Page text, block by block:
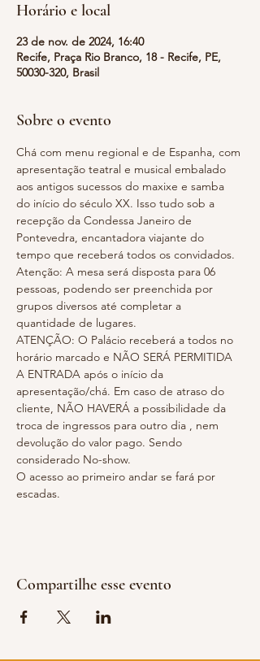
Horário e local
23 de nov. de 2024, 16:40
Recife, Praça Rio Branco, 18 - Recife, PE,
50030-320, Brasil
Sobre o evento
Chá com menu regional e de Espanha, com
apresentação teatral e musical embalado
aos antigos sucessos do maxixe e samba
do início do século XX. Isso tudo sob a
recepção da Condessa Janeiro de
Pontevedra, encantadora viajante do
tempo que receberá todos os convidados.
Atenção: A mesa será disposta para 06
pessoas, podendo ser preenchida por
grupos diversos até completar a
quantidade de lugares.
ATENÇÃO: O Palácio receberá a todos no
horário marcado e NÃO SERÁ PERMITIDA
A ENTRADA após o início da
apresentação/chá. Em caso de atraso do
cliente, NÃO HAVERÁ a possibilidade da
troca de ingressos para outro dia , nem
devolução do valor pago. Sendo
considerado No-show.
O acesso ao primeiro andar se fará por
escadas.
Compartilhe esse evento